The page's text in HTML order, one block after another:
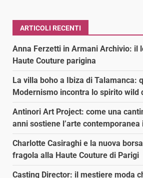
ARTICOLI RECENTI
Anna Ferzetti in Armani Archivio: il
Haute Couture parigina
La villa boho a Ibiza di Talamanca:
Modernismo incontra lo spirito wild
Antinori Art Project: come una
anni sostiene l’arte contemporanea
Charlotte Casiraghi e la nuova
fragola alla Haute Couture di Parigi
Casting Director: il mestiere moda